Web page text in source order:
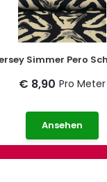
Jersey Simmer Pero
€ 8,90 Pro Meter
Ansehen